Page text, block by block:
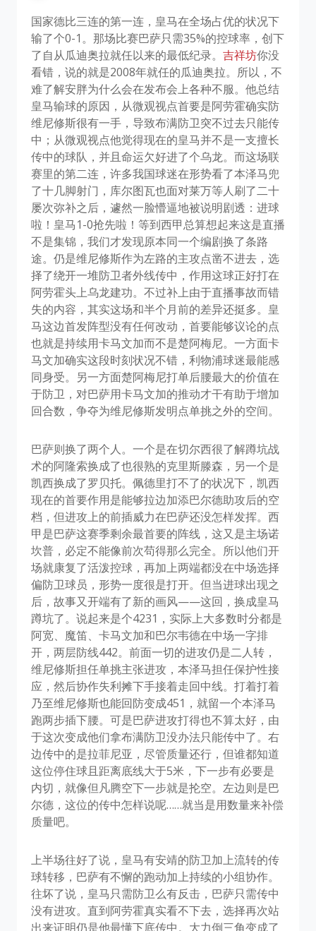
国家德比三连的第一连，皇马在全场占优的状况下
输了个0-1。那场比赛巴萨只需35%的控球率，创下
了自从瓜迪奥拉就任以来的最低纪录。 吉祥坊你没
看错，说的就是2008年就任的瓜迪奥拉。所以，不
难了解安胖为什么会在发布会上各种不服。他总结
皇马输球的原因，从微观视点首要是阿劳霍确实防
维尼修斯很有一手，导致布满防卫突不过去只能传
中；从微观视点他觉得现在的皇马并不是一支擅长
传中的球队，并且命运欠好进了个乌龙。而这场联
赛里的第二连，许多我国球迷在形势看了本泽马兜
了十几脚射门，库尔图瓦也面对莱万等人刷了二十
屡次弥补之后，遽然一脸懵逼地被说明剧透：进球
啦！皇马1-0抢先啦！等到西甲总算想起来这是直播
不是集锦，我们才发现原本同一个编剧换了条路
途。仍是维尼修斯作为左路的主攻点凿不进去，选
择了绕开一堆防卫者外线传中，作用这球正好打在
阿劳霍头上乌龙建功。不过补上由于直播事故而错
失的内容，其实这场和半个月前的差异还挺多。皇
马这边首发阵型没有任何改动，首要能够议论的点
也就是持续用卡马文加而不是楚阿梅尼。一方面卡
马文加确实这段时刻状况不错，利物浦球迷最能感
同身受。另一方面楚阿梅尼打单后腰最大的价值在
于防卫，对巴萨用卡马文加的推动才干有助于增加
回合数，争夺为维尼修斯发明点单挑之外的空间。
巴萨则换了两个人。一个是在切尔西很了解蹲坑战
术的阿隆索换成了也很熟的克里斯滕森，另一个是
凯西换成了罗贝托。佩德里打不了的状况下，凯西
现在的首要作用是能够拉边加添巴尔德助攻后的空
档，但进攻上的前插威力在巴萨还没怎样发挥。西
甲是巴萨这赛季剩余最首要的阵线，这又是主场诺
坎普，必定不能像前次苟得那么完全。所以他们开
场就康复了活泼控球，再加上两端都没在中场选择
偏防卫球员，形势一度很是打开。但当进球出现之
后，故事又开端有了新的画风——这回，换成皇马
蹲坑了。说起来是个4231，实际上大多数时分都是
阿宽、魔笛、卡马文加和巴尔韦德在中场一字排
开，两层防线442。前面一切的进攻仍是二人转，
维尼修斯担任单挑主张进攻，本泽马担任保护性接
应，然后协作失利摊下手接着走回中线。打着打着
乃至维尼修斯也能回防变成451，就留一个本泽马
跑两步插下腰。可是巴萨进攻打得也不算太好，由
于这次变成他们拿布满防卫没办法只能传中了。右
边传中的是拉菲尼亚，尽管质量还行，但谁都知道
这位停住球且距离底线大于5米，下一步有必要是
内切，就像但凡腾空下一步就是抡空。左边则是巴
尔德，这位的传中怎样说呢……就当是用数量来补偿
质量吧。
上半场往好了说，皇马有安靖的防卫加上流转的传
球转移，巴萨有不懈的跑动加上持续的小组协作。
往坏了说，皇马只需防卫么有反击，巴萨只需传中
没有进攻。直到阿劳霍真实看不下去，选择再次站
出来证明仍是他最懂下底传中。大力倒三角变成了